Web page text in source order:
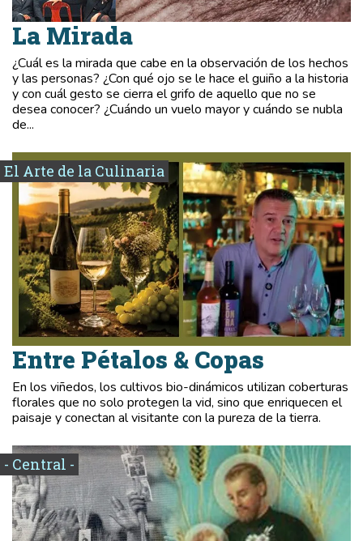
La Mirada
¿Cuál es la mirada que cabe en la observación de los hechos
y las personas? ¿Con qué ojo se le hace el guiño a la historia
y con cuál gesto se cierra el grifo de aquello que no se
desea conocer? ¿Cuándo un vuelo mayor y cuándo se nubla
de...
El Arte de la Culinaria
Entre Pétalos & Copas
En los viñedos, los cultivos bio-dinámicos utilizan coberturas
florales que no solo protegen la vid, sino que enriquecen el
paisaje y conectan al visitante con la pureza de la tierra.
- Central -